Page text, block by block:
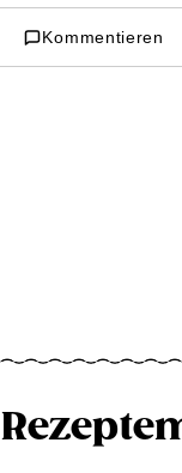
Kommentieren